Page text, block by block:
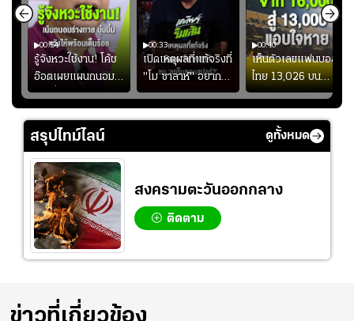
00:54
รู้จังหวะใช้งาน! โค้ช
อ๊อตเผยแผนถนอม
“บุ๋มบิ๋ม” เพื่อรักษา
ร่างกายให้พร้อมที่สุด
00:33
เปิดเหตุผลที่แท้จริงที่
"โม ซาลาห์" อยาก
ย้ายซบ "แทร็บซอนส
ปอร์"
00:40
เห็นตัวเลขแฟนบอล
ไทย 13,026 บน
สกอร์บอร์ดแล้วแอบ
ใจหาย น้อยกว่านัดที่
แล้วเจอมาเลเซียตั้ง
สรุปไทม์ไลน์ ดูทั้งหมด
สงครามตะวันออกกลาง
ติดตาม